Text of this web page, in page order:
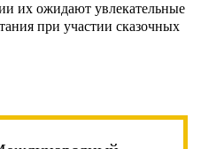
их ожидают увлекательные
при участии сказочных